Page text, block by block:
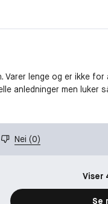
Varer lenge og er ikke
anledninger men luker
Nei (0)
Viser
Se